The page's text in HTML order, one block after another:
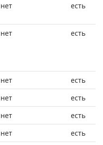
нет есть
нет есть
нет
есть
нет
есть
нет
есть
нет
есть